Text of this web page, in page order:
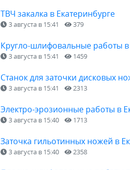
ТВЧ закалка в Екатеринбурге
3 августа в 15:41 379
Кругло-шлифовальные работы в
3 августа в 15:41 1459
Станок для заточки дисковых
3 августа в 15:41 2313
Электро-эрозионные работы в
3 августа в 15:40 1713
Заточка гильотинных ножей в
3 августа в 15:40 2358